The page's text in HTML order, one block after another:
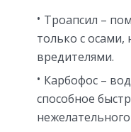
Троапсил –
только с осами,
вредителями.
Карбофос –
способное
нежелательного